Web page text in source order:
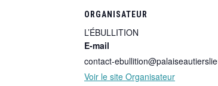
ORGANISATEUR
L’ÉBULLITION
E-mail
contact-
Voir le site Organisateur